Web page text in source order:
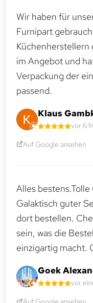
Wir haben für
Furnipart
Küchenherstellern
im Angebot und
Verpackung der
passend.
Klaus
vor 6
Auf Google ansehen
Alles
Galaktisch guter
dort bestellen.
sein, was die
einzigartig macht.
Goek
vor